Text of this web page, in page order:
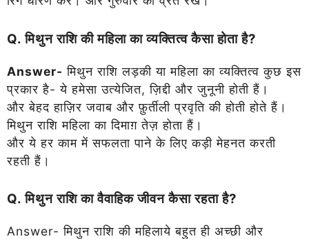
Q. मिथुन राशि की महिला का व्यक्तित्व कैसा होता है?
Answer- मिथुन राशि लड़की या महिला का व्यक्तित्व कुछ इस
प्रकार है- ये हमेसा उत्येजित, ज़िद्दी और जुनूनी होती हैं।
और बेहद हाज़िर जवाब और फ़ुर्तीली प्रवृति की होती होते हैं।
मिथुन राशि महिला का दिमाग़ तेज़ होता हैं।
और ये हर काम में सफलता पाने के लिए कड़ी मेहनत करती
रहती हैं।
Q. मिथुन राशि का वैवाहिक जीवन कैसा रहता है?
Answer- मिथुन राशि की महिलाये बहुत ही अच्छी और